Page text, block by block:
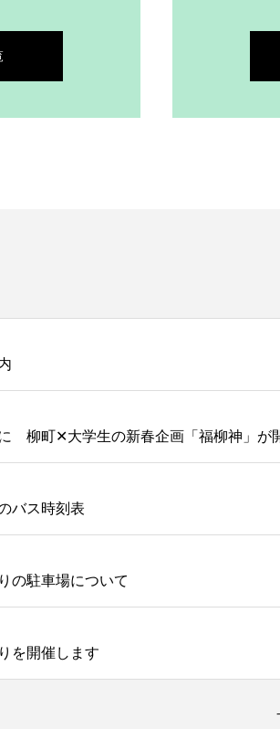
バス時刻表
の駐車場について
を開催します